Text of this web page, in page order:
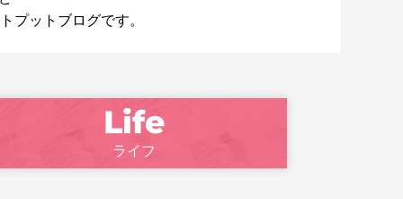
プットブログです。
ライフ